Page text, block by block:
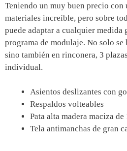
Teniendo un muy buen precio con
materiales increíble, pero sobre
puede adaptar a cualquier medida
programa de modulaje. No solo se
sino también en rinconera, 3
individual.
Asientos deslizantes con
Respaldos volteables
Pata alta madera maciza de
Tela antimanchas de gran